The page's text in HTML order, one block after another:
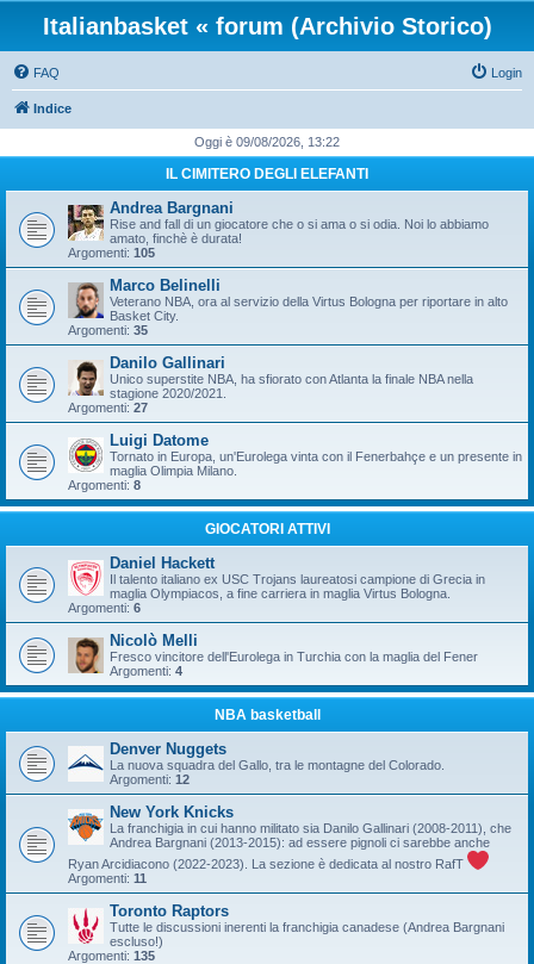
Italianbasket « forum (Archivio Storico)
FAQ Login
Indice
Oggi è 09/08/2026, 13:22
IL CIMITERO DEGLI ELEFANTI
Andrea Bargnani
Rise and fall di un giocatore che o si ama o si odia. Noi lo abbiamo
amato, finchè è durata!
Argomenti: 105
Marco Belinelli
Veterano NBA, ora al servizio della Virtus Bologna per riportare in alto
Basket City.
Argomenti: 35
Danilo Gallinari
Unico superstite NBA, ha sfiorato con Atlanta la finale NBA nella
stagione 2020/2021.
Argomenti: 27
Luigi Datome
Tornato in Europa, un'Eurolega vinta con il Fenerbahçe e un presente in
maglia Olimpia Milano.
Argomenti: 8
GIOCATORI ATTIVI
Daniel Hackett
Il talento italiano ex USC Trojans laureatosi campione di Grecia in
maglia Olympiacos, a fine carriera in maglia Virtus Bologna.
Argomenti: 6
Nicolò Melli
Fresco vincitore dell'Eurolega in Turchia con la maglia del Fener
Argomenti: 4
NBA basketball
Denver Nuggets
La nuova squadra del Gallo, tra le montagne del Colorado.
Argomenti: 12
New York Knicks
La franchigia in cui hanno militato sia Danilo Gallinari (2008-2011), che
Andrea Bargnani (2013-2015): ad essere pignoli ci sarebbe anche
Ryan Arcidiacono (2022-2023). La sezione è dedicata al nostro RafT
Argomenti: 11
Toronto Raptors
Tutte le discussioni inerenti la franchigia canadese (Andrea Bargnani
escluso!)
Argomenti: 135